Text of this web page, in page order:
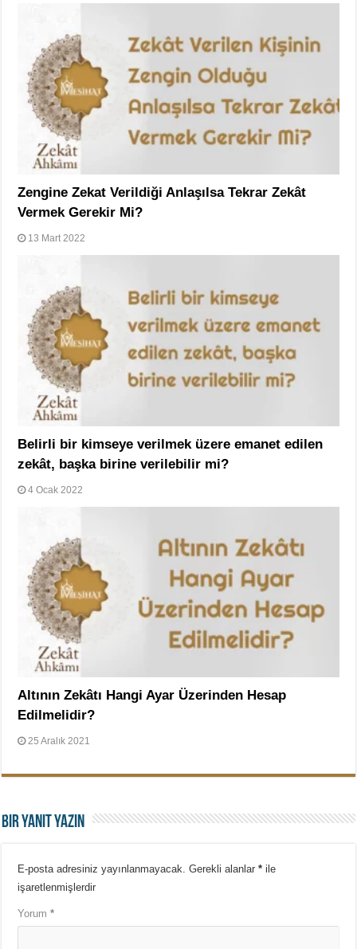
Zengine Zekat Verildiği Anlaşılsa Tekrar Zekât
Vermek Gerekir Mi?
13 Mart 2022
Belirli bir kimseye verilmek üzere emanet edilen
zekât, başka birine verilebilir mi?
4 Ocak 2022
Altının Zekâtı Hangi Ayar Üzerinden Hesap
Edilmelidir?
25 Aralık 2021
Bir yanıt yazın
E-posta adresiniz yayınlanmayacak. Gerekli alanlar* ile
işaretlenmişlerdir
Yorum*